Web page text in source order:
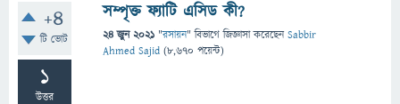
+4
টি ভোট
1
উত্তর
সম্পৃক্ত ফ্যাটি এসিড কী?
24 জুন 2021 "রসায়ন" বিভাগে জিজ্ঞাসাকরেছেনSabbir
Ahmed Sajid (8,670 পয়েন্ট)